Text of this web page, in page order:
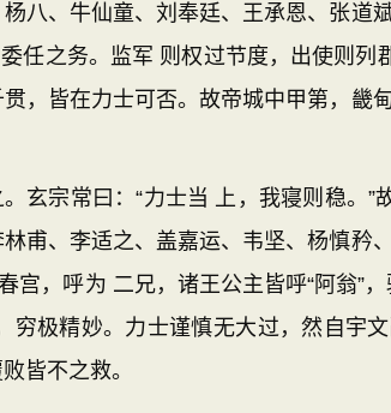
八、牛仙童、刘奉廷、王承恩、张道
任之务。监军 则权过节度，出使则列
，皆在力士可否。故帝城中甲第，畿
宗常曰：“力士当 上，我寝则稳。”
甫、李适之、盖嘉运、韦坚、杨慎矜
，呼为 二兄，诸王公主皆呼“阿翁”
极精妙。力士谨慎无大过，然自宇
皆不之救。